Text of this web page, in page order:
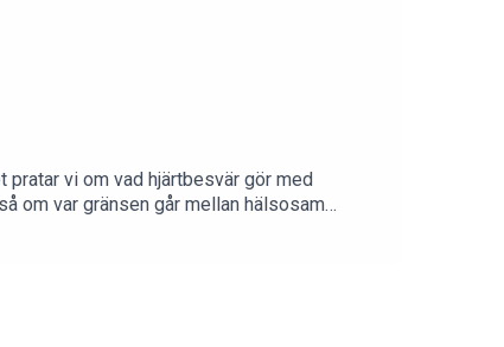
vi om vad hjärtbesvär gör med
om var gränsen går mellan hälsosam
och hur man ska tänka kring hög puls,
– och på influencerrådet till kvinnor 50+
till Spring med Petra & CO! Mejla